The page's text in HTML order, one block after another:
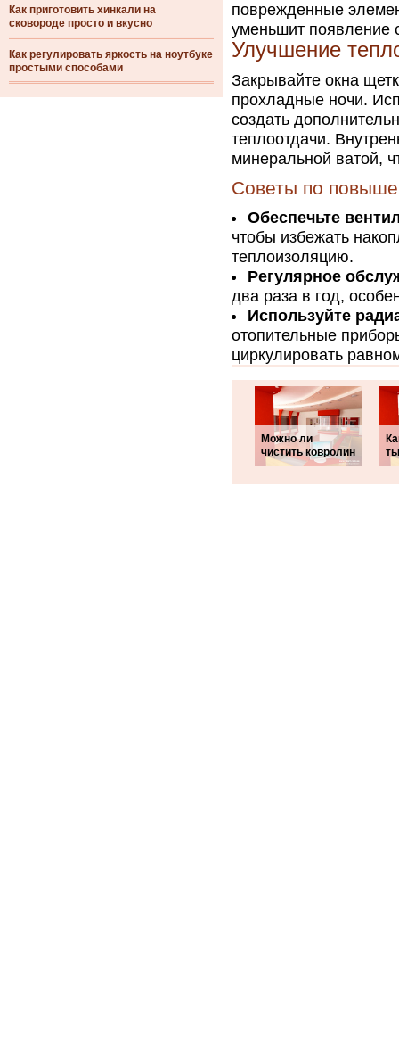
Как приготовить хинкали на
сковороде просто и вкусно
Как регулировать яркость на ноутбуке
простыми способами
поврежденные
уменьшит появление
Улучшение
Закрывайте окна
прохладные ночи.
создать
теплоотдачи.
минеральной ватой,
Советы по
Обеспечьте
чтобы избежать
теплоизоляцию.
Регулярное
два раза в год,
Используйте
отопительные
циркулировать
Можно ли
чистить ковролин